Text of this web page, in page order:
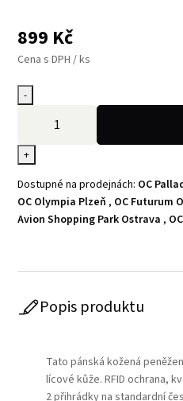
899 Kč
Cena s DPH / ks
-
+
Dostupné na prodejnách: OC
OC Olympia Plzeň , OC Futurum
Avion Shopping Park Ostrava ,
Popis produktu
Tato pánská kožená
lícové kůže. RFID ochrana,
2 přihrádky na standardní